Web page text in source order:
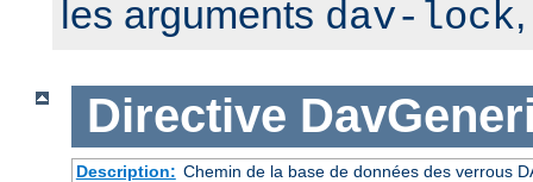
les arguments dav-lock
Directive
Description: Chemin de la base de données des verrous